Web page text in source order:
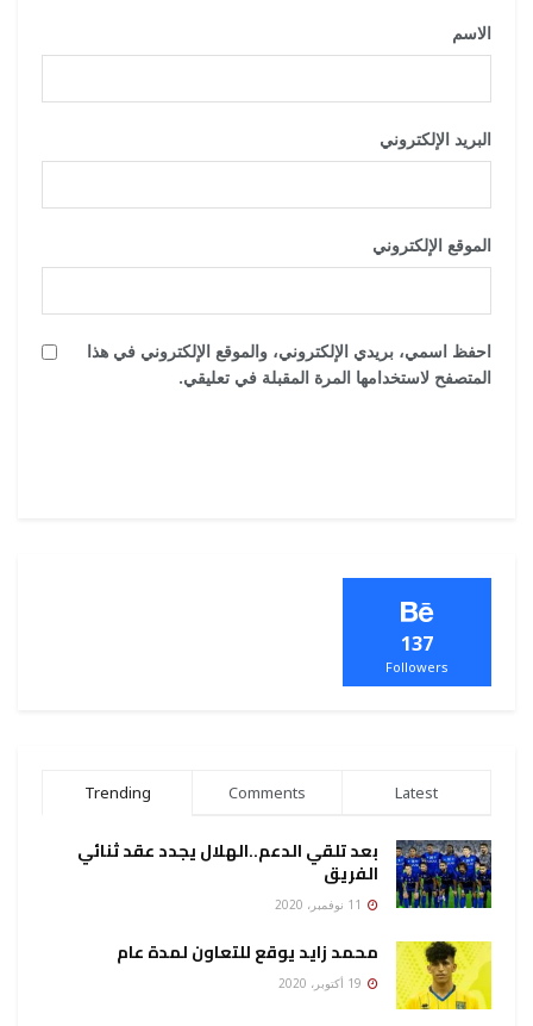
الاسم
البريد الإلكتروني
الموقع الإلكتروني
احفظ اسمي، بريدي الإلكتروني، والموقع الإلكتروني في هذا
المتصفح لاستخدامها المرة المقبلة في تعليقي.
137
Followers
Trending Comments Latest
بعد تلقي الدعم..الهلال يجدد عقد ثنائي
الفريق
محمد زايد يوقع للتعاون لمدة عام